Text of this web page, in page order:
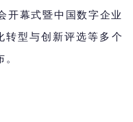
开幕式暨中国数字企业
型与创新评选等多个